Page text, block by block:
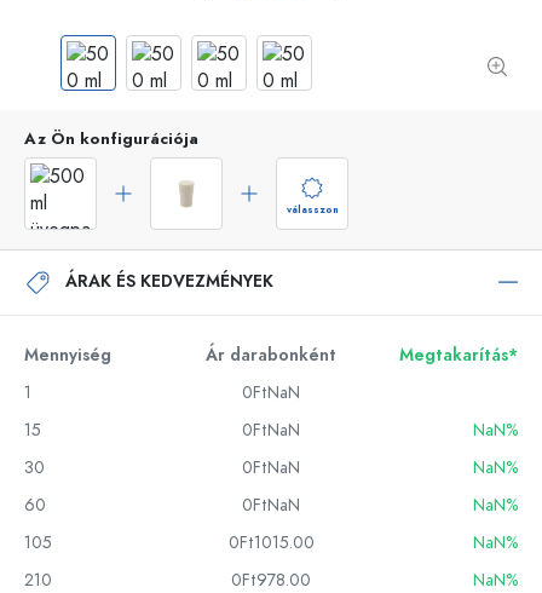
Az Ön konfigurációja
válasszon
ÁRAK ÉS KEDVEZMÉNYEK
Mennyiség Ár darabonként
Megtakarítás*
1
0FtNaN
15
0FtNaN
NaN%
30
0FtNaN
NaN%
60
0FtNaN
NaN%
105
0Ft1015.00
NaN%
210
0Ft978.00
NaN%